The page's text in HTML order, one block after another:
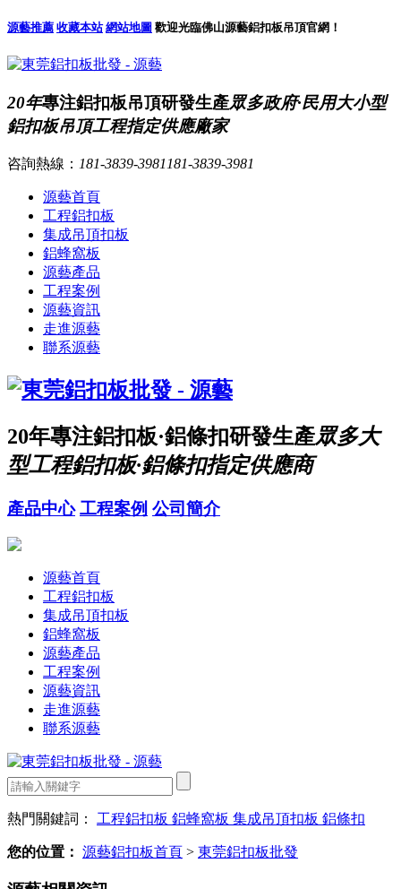
源藝推薦 收藏本站 網站地圖 歡迎光臨佛山源藝鋁扣板吊頂官網！
20年專注鋁扣板吊頂研發生產眾多政府·民用大小型
鋁扣板吊頂工程指定供應廠家
咨詢熱線： 181-3839-3981 181-3839-3981
源藝首頁
工程鋁扣板
集成吊頂扣板
鋁蜂窩板
源藝產品
工程案例
源藝資訊
走進源藝
聯系源藝
20年專注鋁扣板·鋁條扣研發生產眾多大
型工程鋁扣板·鋁條扣指定供應商
產品中心 工程案例 公司簡介
源藝首頁
工程鋁扣板
集成吊頂扣板
鋁蜂窩板
源藝產品
工程案例
源藝資訊
走進源藝
聯系源藝
熱門關鍵詞： 工程鋁扣板 鋁蜂窩板 集成吊頂扣板 鋁條扣
您的位置： 源藝鋁扣板首頁 > 東莞鋁扣板批發